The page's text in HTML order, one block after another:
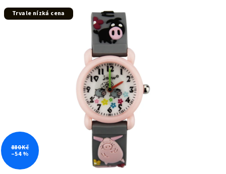
produktu
hvězdiček.
Trvale nízká cena
880 Kč
–54 %